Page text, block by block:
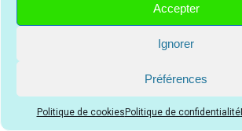
Accepter
Ignorer
Préférences
Politique de cookies Politique de confidentialité
Wasted on Youth | Disque
Tapis de
choisir le